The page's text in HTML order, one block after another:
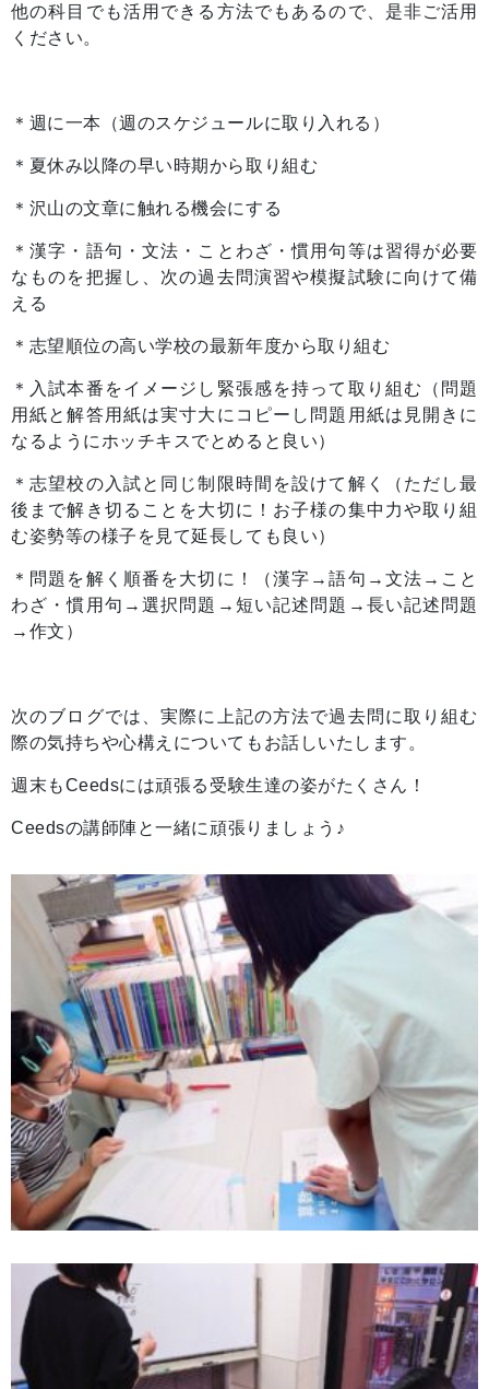
他の科目でも活用できる方法でもあるので、是非ご活用
ください。
＊週に一本（週のスケジュールに取り入れる）
＊夏休み以降の早い時期から取り組む
＊沢山の文章に触れる機会にする
＊漢字・語句・文法・ことわざ・慣用句等は習得が必要
なものを把握し、次の過去問演習や模擬試験に向けて備
える
＊志望順位の高い学校の最新年度から取り組む
＊入試本番をイメージし緊張感を持って取り組む（問題
用紙と解答用紙は実寸大にコピーし問題用紙は見開きに
なるようにホッチキスでとめると良い）
＊志望校の入試と同じ制限時間を設けて解く（ただし最
後まで解き切ることを大切に！お子様の集中力や取り組
む姿勢等の様子を見て延長しても良い）
＊問題を解く順番を大切に！（漢字→語句→文法→こと
わざ・慣用句→選択問題→短い記述問題→長い記述問題
→作文）
次のブログでは、実際に上記の方法で過去問に取り組む
際の気持ちや心構えについてもお話しいたします。
週末もCeedsには頑張る受験生達の姿がたくさん！
Ceedsの講師陣と一緒に頑張りましょう♪